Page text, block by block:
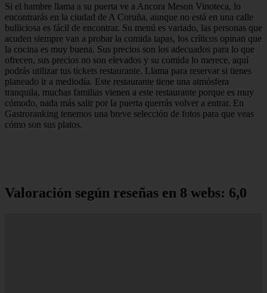
Si el hambre llama a su puerta ve a Ancora Meson Vinoteca, lo
encontrarás en la ciudad de A Coruña, aunque no está en una calle
bulliciosa es fácil de encontrar. Su menú es variado, las personas que
acuden siempre van a probar la comida tapas, los críticos opinan que
la cocina es muy buena. Sus precios son los adecuados para lo que
ofrecen, sus precios no son elevados y su comida lo merece, aquí
podrás utilizar tus tickets restaurante. Llama para reservar si tienes
planeado ir a mediodía. Este restaurante tiene una atmósfera
tranquila, muchas familias vienen a este restaurante porque es muy
cómodo, nada más salir por la puerta querrás volver a entrar. En
Gastroranking tenemos una breve selección de fotos para que veas
cómo son sus platos.
Valoración según reseñas en 8 webs: 6,0